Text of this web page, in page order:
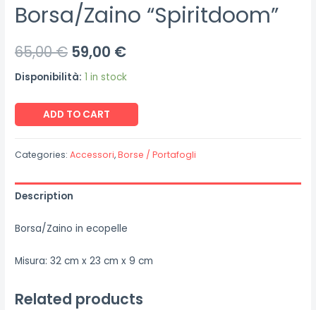
Borsa/Zaino “Spiritdoom”
65,00€ 59,00 €
Disponibilità: 1 in stock
Borsa/Zaino
"Spiritdoom"
ADD TO CART
Categories:Accessori,Borse / Portafogli
Description
Borsa/Zaino in ecopelle
Misura: 32 cm x 23 cm x 9 cm
Related products